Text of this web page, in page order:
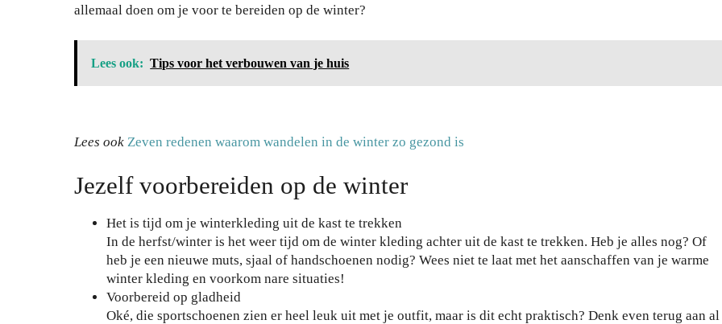
allemaal doen om je voor te bereiden op de winter?
Lees ook: Tips voor het verbouwen van je huis
Lees ook Zeven redenen waarom wandelen in de winter zo gezond is
Jezelf voorbereiden op de winter
Het is tijd om je winterkleding uit de kast te trekken
In de herfst/winter is het weer tijd om de winter kleding achter uit de kast te trekken. Heb je alles nog? Of
heb je een nieuwe muts, sjaal of handschoenen nodig? Wees niet te laat met het aanschaffen van je warme
winter kleding en voorkom nare situaties!
Voorbereid op gladheid
Oké, die sportschoenen zien er heel leuk uit met je outfit, maar is dit echt praktisch? Denk even terug aan al